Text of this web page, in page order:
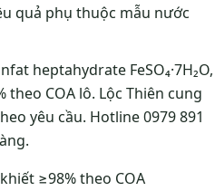
quả phụ thuộc mẫu nước
heptahydrate FeSO₄·7H₂O,
COA lô. Lộc Thiên cung
yêu cầu. Hotline 0979 891
≥98% theo COA